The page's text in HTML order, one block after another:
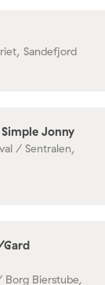
Sandefjord
Jonny
/ Sentralen,
Borg Bierstube,